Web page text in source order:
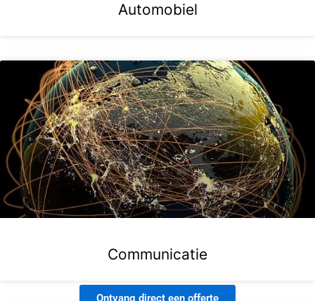
Automobiel
Communicatie
Ontvang direct een offerte